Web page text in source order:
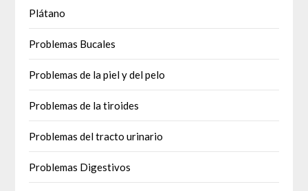
Plátano
Problemas Bucales
Problemas de la piel y del pelo
Problemas de la tiroides
Problemas del tracto urinario
Problemas Digestivos